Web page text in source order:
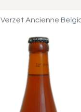
Verzet Ancienne